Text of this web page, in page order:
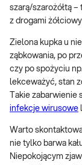
szarą/szarożółtą
z drogami
Zielona kupka u
ząbkowania, po
czy po spożyciu
lekceważyć, stan
Takie
infekcje wirusowe
Warto
nie tylko barwa
Niepokojącym